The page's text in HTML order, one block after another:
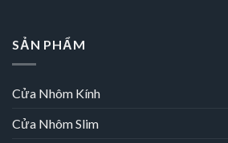
SẢN PHẨM
Cửa Nhôm Kính
Cửa Nhôm Slim